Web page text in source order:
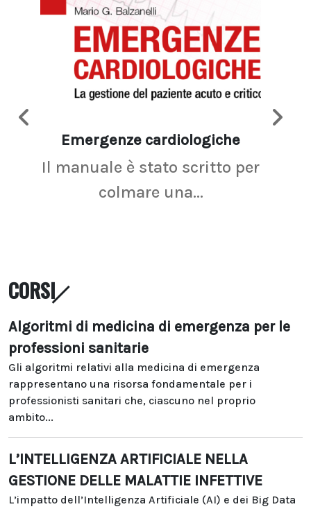
Emergenze cardiologiche
Il manuale è stato scritto per
colmare una...
CORSI
Algoritmi di medicina di emergenza per le
professioni sanitarie
Gli algoritmi relativi alla medicina di emergenza
rappresentano una risorsa fondamentale per i
professionisti sanitari che, ciascuno nel proprio
ambito...
L’INTELLIGENZA ARTIFICIALE NELLA
GESTIONE DELLE MALATTIE INFETTIVE
L’impatto dell’Intelligenza Artificiale (AI) e dei Big Data